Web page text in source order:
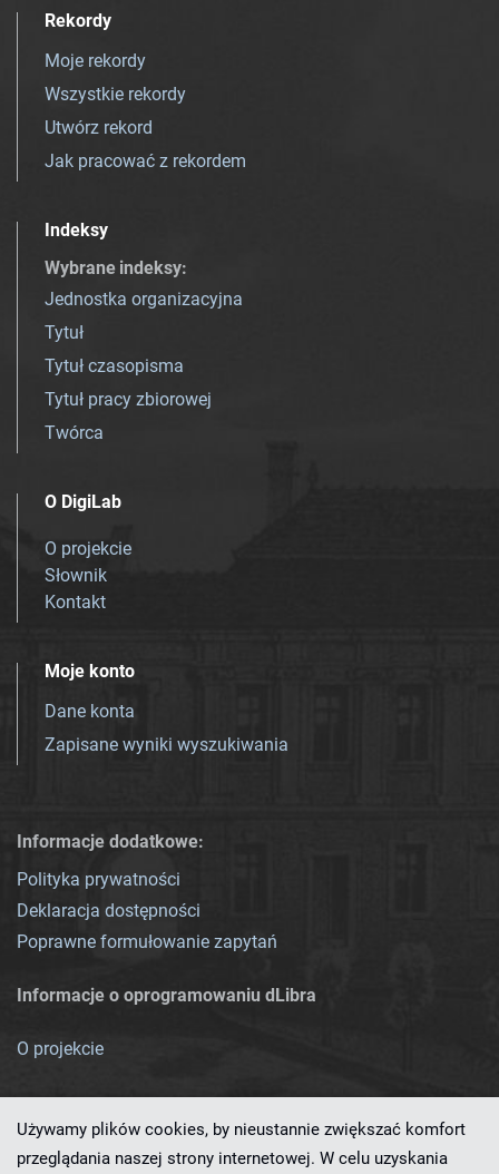
Rekordy
Moje rekordy
Wszystkie rekordy
Utwórz rekord
Jak pracować z rekordem
Indeksy
Wybrane indeksy:
Jednostka organizacyjna
Tytuł
Tytuł czasopisma
Tytuł pracy zbiorowej
Twórca
O DigiLab
O projekcie
Słownik
Kontakt
Moje konto
Dane konta
Zapisane wyniki wyszukiwania
Informacje dodatkowe:
Polityka prywatności
Deklaracja dostępności
Poprawne formułowanie zapytań
Informacje o oprogramowaniu dLibra
O projekcie
Używamy plików cookies, by nieustannie zwiększać komfort
przeglądania naszej strony internetowej. W celu uzyskania